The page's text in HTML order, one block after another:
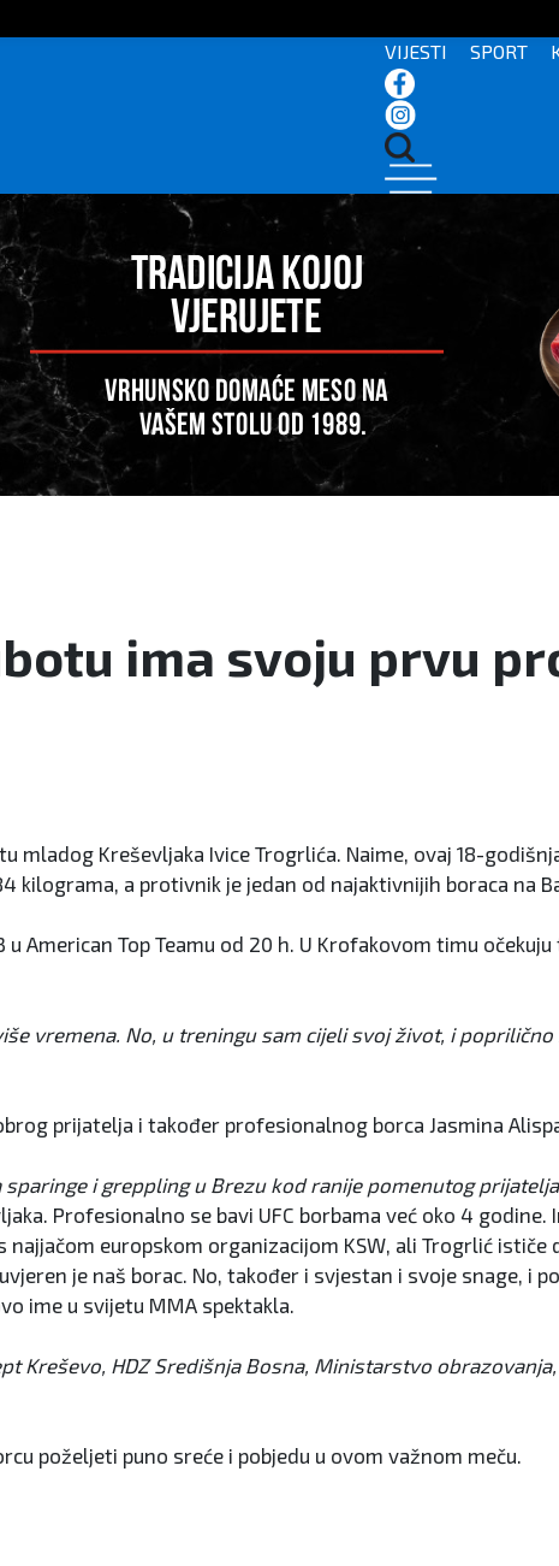
VIJESTI SPORT
ima svoju prvu
mladog Kreševljaka Ivice Trogrlića. Naime, ovaj 18-
kilograma, a protivnik je jedan od najaktivnijih boraca na
American Top Teamu od 20 h. U Krofakovom timu
vremena. No, u treningu sam cijeli svoj život, i
prijatelja i također profesionalnog borca Jasmina
i greppling u Brezu kod ranije pomenutog
Profesionalno se bavi UFC borbama već oko 4
europskom organizacijom KSW, ali Trogrlić ističe
je naš borac. No, također i svjestan i svoje snage, i
ime u svijetu MMA spektakla.
Kreševo, HDZ Središnja Bosna, Ministarstvo
poželjeti puno sreće i pobjedu u ovom važnom meču.